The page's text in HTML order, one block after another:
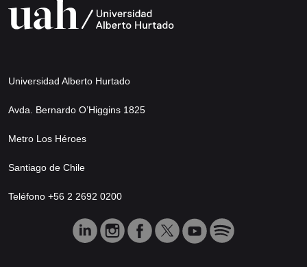
Universidad Alberto Hurtado
Avda. Bernardo O’Higgins 1825
Metro Los Héroes
Santiago de Chile
Teléfono +56 2 2692 0200